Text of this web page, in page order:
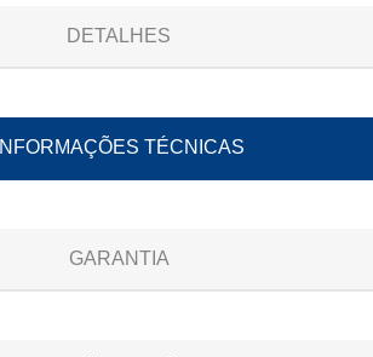
DETALHES
INFORMAÇÕES TÉCNICAS
GARANTIA